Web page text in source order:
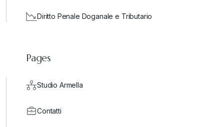
Diritto Penale Doganale e Tributario
Pages
Studio Armella
Contatti